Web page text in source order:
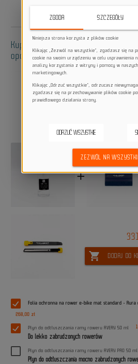
Kup w zestawie - akcesoria do
opcje:
add
add
shopping_cart DODAJ DO
Folia ochronna na rower e-bike mat standard - Rura
268,00 zł
Płyn do odtłuszczania ramy roweru AVERY 50 ml
Do lekko zabrudzonych rowerów
Płyn do odtłuszczania ramy roweru AVERY PRO 50 ml
Płyn do odtłuszczania mocno zabrudzonych
ZGODA SZCZEGÓŁY
Niniejsza strona korzysta z plików cookie
Klikając „Zezwól na wszystkie”, zgadzasz się na
cookie na swoim urządzeniu w celu usprawnienia
analizy korzystania z witryny i pomocy w naszych
marketingowych.
Klikając „Odrzuć wszystkie”, odrzucasz
zgadzasz się na przechowywanie plików cookie
prawidłowego działania strony.
ODRZUĆ WSZYSTKIE
ZEZWÓL NA